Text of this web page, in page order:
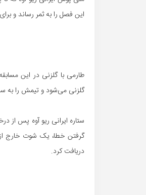
این فصل را به ثمر رساند و
طارمی با گلزنی در این
گلزنی می‌شود و تیمش را به
گرفتن خطا، یک شوت خارج
دریافت کرد.